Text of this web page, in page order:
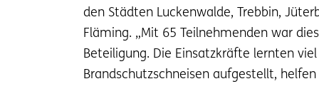
den Städten Luckenwalde, Trebbin,
Fläming. „Mit 65 Teilnehmenden war
Beteiligung. Die Einsatzkräfte lernten
Brandschutzschneisen aufgestellt,